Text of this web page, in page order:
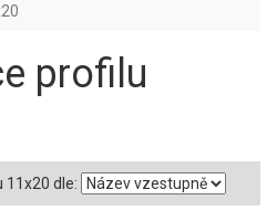
profilu
11x20 dle: